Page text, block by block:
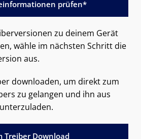
prüfen*
zu deinem Gerät
wähle im nächsten Schritt die
aus.
downloaden, um direkt zum
zu gelangen und ihn aus
Treiber Download